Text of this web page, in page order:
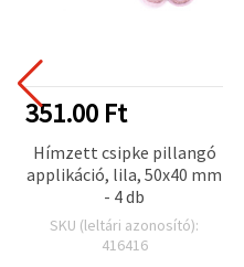
351.00 Ft
Hímzett csipke pillangó
applikáció, lila, 50x40 mm
- 4 db
SKU (leltári azonosító):
416416